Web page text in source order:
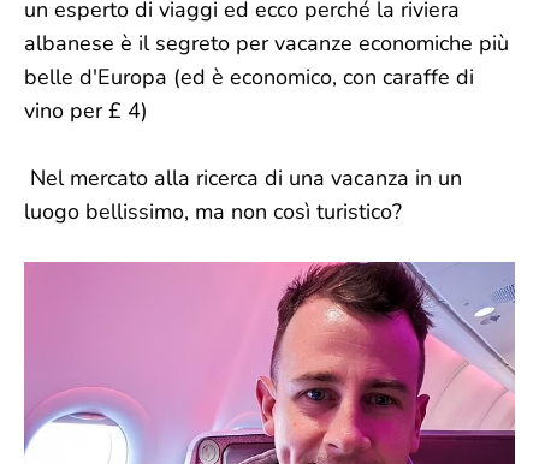
un esperto di viaggi ed ecco perché la riviera
albanese è il segreto per vacanze economiche più
belle d'Europa (ed è economico, con caraffe di
vino per £ 4)
Nel mercato alla ricerca di una vacanza in un
luogo bellissimo, ma non così turistico?